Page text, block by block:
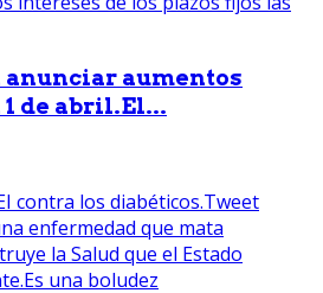
anunciar aumentos
de abril.El...